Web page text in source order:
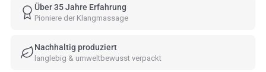
Über 35 Jahre Erfahrung
Pioniere der Klangmassage
Nachhaltig produziert
langlebig & umweltbewusst verpackt